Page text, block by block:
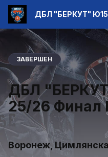
ДБЛ "БЕРКУТ" Ю15
ЗАВЕРШЕН
ДБЛ
25/26 Финал
Воронеж,